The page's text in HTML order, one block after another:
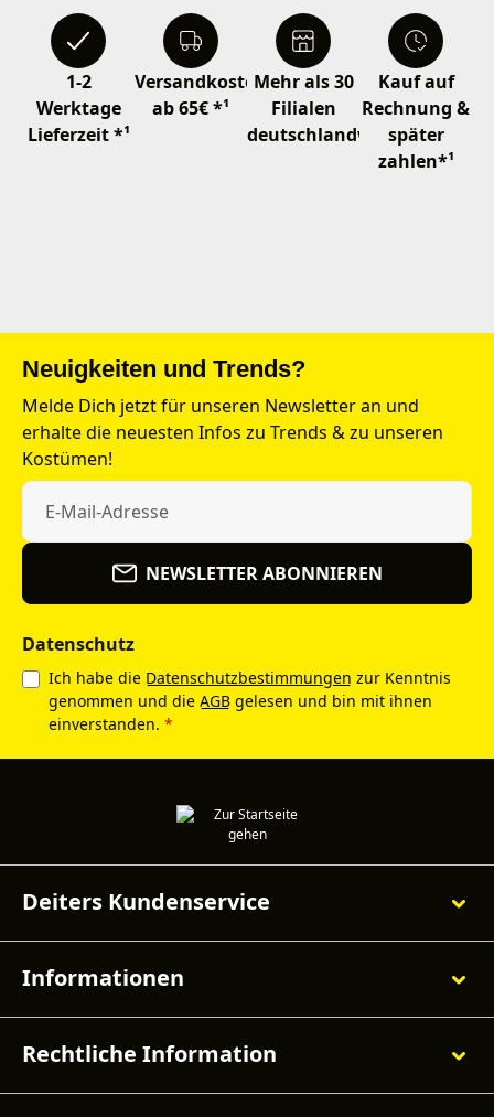
1-2
Werktage
Lieferzeit *¹
Versandkostenfrei
ab 65€ *¹
Mehr als 30
Filialen
deutschlandweit
Kauf auf
Rechnung &
später
zahlen*¹
Neuigkeiten und Trends?
Melde Dich jetzt für unseren Newsletter an und
erhalte die neuesten Infos zu Trends & zu unseren
Kostümen!
NEWSLETTER ABONNIEREN
Datenschutz
Ich habe die Datenschutzbestimmungen zur Kenntnis
genommen und die AGB gelesen und bin mit ihnen
einverstanden. *
Deiters Kundenservice
Informationen
Rechtliche Information